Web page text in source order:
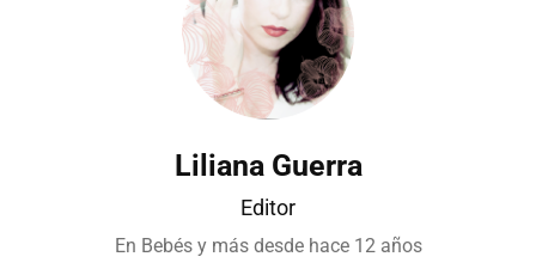
Liliana Guerra
Editor
En Bebés y más desde hace 12 años